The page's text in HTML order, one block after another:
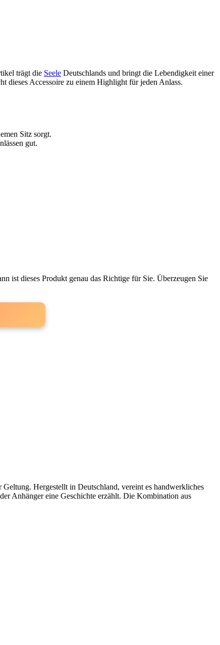
trägt die Seele Deutschlands und bringt ⁢die Lebendigkeit einer
dieses Accessoire​ zu einem‍ Highlight für jeden Anlass.
Sitz ⁣sorgt.
gut.
ist dieses Produkt genau ⁢das‍ Richtige für Sie. Überzeugen Sie
Hergestellt in Deutschland, vereint es handwerkliches
Anhänger eine Geschichte⁣ erzählt. Die Kombination aus